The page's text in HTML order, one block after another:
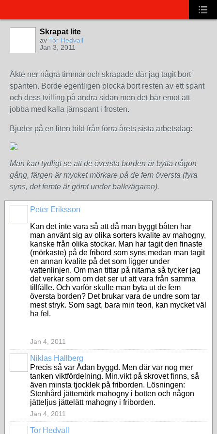
Skrapat lite
av Tor Hedvall
Jan 3, 2011
Åkte ner några timmar och skrapade där jag tagit bort
spanten. Borde egentligen plocka bort resten av ett spant
och dess tvilling på andra sidan men det bär emot att
jobba med kalla järnspant i frosten.
Bjuder på en liten bild från förra årets sista arbetsdag:
Man kan tydligt se att de översta borden är bytta någon
gång, färgen är mycket mörkare på de fem översta (fyra
syns, det femte är gömt under balkvägaren).
Peter Eriksson
Kan det inte vara så att då man byggt båten har
man använt sig av olika sorters kvalite av mahogny,
kanske från olika stockar. Man har tagit den finaste
(mörkaste) på de fribord som syns medan man tagit
en annan kvalite på det som ligger under
vattenlinjen. Om man tittar på nitarna så tycker jag
det verkar som om det ser ut att vara från samma
tillfälle. Och varför skulle man byta ut de fem
översta borden? Det brukar vara de undre som tar
mest stryk. Som sagt, bara min teori, kan mycket väl
ha fel.
Jan 4, 2011
Niklas Hallberg
Precis så var Ådan byggd. Men där var nog mer
tanken viktfördelning. Min.vikt på skrovet finns, så
även minsta tjocklek på friborden. Lösningen:
Stenhård jättemörk mahogny i botten och någon
jätteljus jättelätt mahogny i friborden.
Jan 4, 2011
Tor Hedvall